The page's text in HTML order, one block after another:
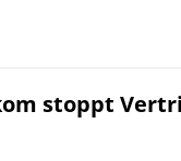
stoppt